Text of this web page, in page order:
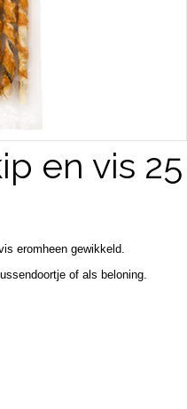
en vis 25
eromheen gewikkeld.
of als beloning.